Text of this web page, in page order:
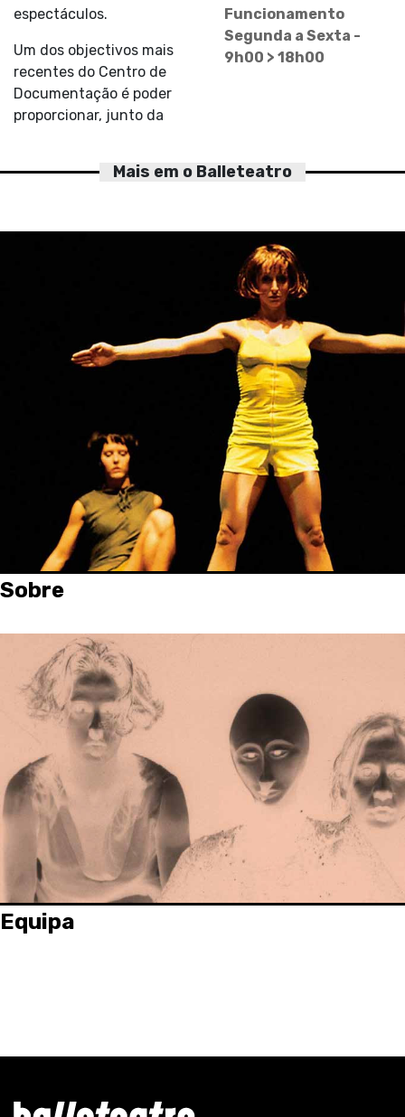
espectáculos.
Um dos objectivos mais
recentes do Centro de
Documentação é poder
proporcionar, junto da
Funcionamento
Segunda a Sexta -
9h00 > 18h00
Mais em o Balleteatro
Sobre
Equipa